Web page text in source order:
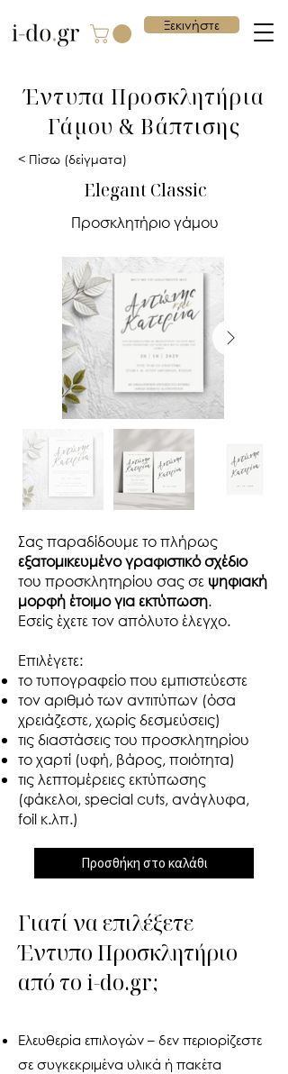
Ξεκινήστε
Έντυπα Προσκλητήρια
Γάμου & Βάπτισης
< Πίσω (δείγματα)
Elegant Classic
Προσκλητήριο γάμου
Σας παραδίδουμε το πλήρως
εξατομικευμένο γραφιστικό σχέδιο
του προσκλητηρίου σας σε ψηφιακή
μορφή έτοιμο για εκτύπωση.
Εσείς έχετε τον απόλυτο έλεγχο.​
Επιλέγετε:
το τυπογραφείο που εμπιστεύεστε
τον αριθμό των αντιτύπων (όσα
χρειάζεστε, χωρίς δεσμεύσεις)
τις διαστάσεις του προσκλητηρίου
το χαρτί (υφή, βάρος, ποιότητα)
τις λεπτομέρειες εκτύπωσης
(φάκελοι, special cuts, ανάγλυφα,
foil κ.λπ.)
Προσθήκη στο καλάθι
Γιατί να επιλέξετε
Έντυπο Προσκλητήριο
από το i-do.gr;
Ελευθερία επιλογών – δεν περιορίζεστε
σε συγκεκριμένα υλικά ή πακέτα